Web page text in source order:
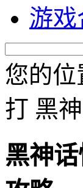
游戏
您的位
打 黑
黑神